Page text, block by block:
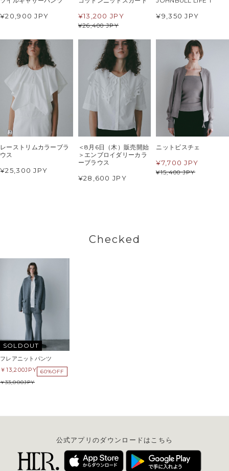
¥20,900 JPY
¥26,400 JPY
¥13,200 JPY ¥9,350 JPY
レーストリムカラーブラ
ウス
¥25,300 JPY
＜8月6日（木）販売開始
＞エンブロイダリーカラ
ーブラウス
¥28,600 JPY
ニットビスチェ
¥15,400 JPY
¥7,700 JPY
Checked
SOLDOUT
フレアニットパンツ
13,200JPY 60%OFF
33,000JPY
公式アプリのダウンロードはこちら